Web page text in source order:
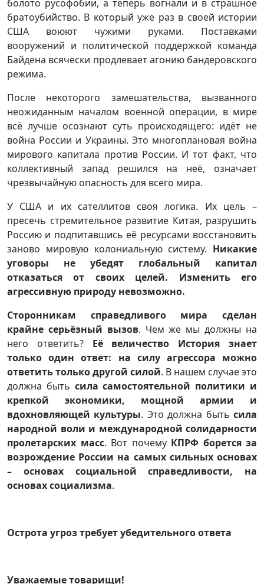
болото русофобии, а теперь вогнали и в страшное
братоубийство. В который уже раз в своей истории
США воюют чужими руками. Поставками
вооружений и политической поддержкой команда
Байдена всячески продлевает агонию бандеровского
режима.
После некоторого замешательства, вызванного
неожиданным началом военной операции, в мире
всё лучше осознают суть происходящего: идёт не
война России и Украины. Это многоплановая война
мирового капитала против России. И тот факт, что
коллективный запад решился на неё, означает
чрезвычайную опасность для всего мира.
У США и их сателлитов своя логика. Их цель –
пресечь стремительное развитие Китая, разрушить
Россию и подпитавшись её ресурсами восстановить
заново мировую колониальную систему. Никакие
уговоры не убедят глобальный капитал
отказаться от своих целей. Изменить его
агрессивную природу невозможно.
Сторонникам справедливого мира сделан
крайне серьёзный вызов. Чем же мы должны на
него ответить? Её величество История знает
только один ответ: на силу агрессора можно
ответить только другой силой. В нашем случае это
должна быть сила самостоятельной политики и
крепкой экономики, мощной армии и
вдохновляющей культуры. Это должна бытьсила
народной воли и международной солидарности
пролетарских масс. Вот почему КПРФ борется за
возрождение России на самых сильных основах
– основах социальной справедливости, на
основах социализма.
Острота угроз требует убедительного ответа
Уважаемые товарищи!